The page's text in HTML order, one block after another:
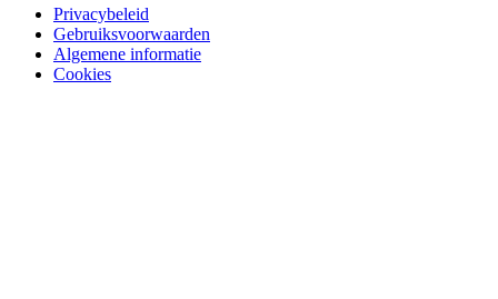
Privacybeleid
Gebruiksvoorwaarden
Algemene informatie
Cookies